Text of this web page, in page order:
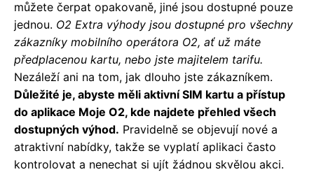
můžete čerpat opakovaně, jiné jsou dostupné pouze
jednou. O2 Extra výhody jsou dostupné pro všechny
zákazníky mobilního operátora O2, ať už máte
předplacenou kartu, nebo jste majitelem tarifu.
Nezáleží ani na tom, jak dlouho jste zákazníkem.
Důležité je, abyste měli aktivní SIM kartu a přístup
do aplikace Moje O2, kde najdete přehled všech
dostupných výhod. Pravidelně se objevují nové a
atraktivní nabídky, takže se vyplatí aplikaci často
kontrolovat a nenechat si ujít žádnou skvělou akci.